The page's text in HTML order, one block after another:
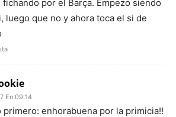
fichando por el Barça. Empezo siendo
luego que no y ahora toca el si de
En 09:14
primero: enhorabuena por la primicia!!